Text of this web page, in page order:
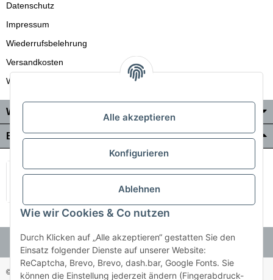
Datenschutz
Impressum
Wiederrufsbelehrung
Versandkosten
Wir liefern auch in die Schweiz
Wo Sie uns finden
Bezahlung & Versand
© Holzner-Trading GmbH&Co KG Besucherzähler: 3511255
Alle akzeptieren
Konfigurieren
Ablehnen
Wie wir Cookies & Co nutzen
Durch Klicken auf „Alle akzeptieren“ gestatten Sie den
Einsatz folgender Dienste auf unserer Website:
ReCaptcha, Brevo, Brevo, dash.bar, Google Fonts. Sie
können die Einstellung jederzeit ändern (Fingerabdruck-